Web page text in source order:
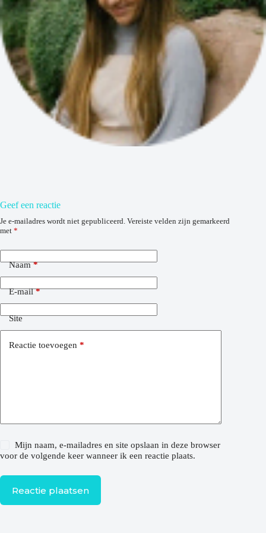
Geef een reactie
Je e-mailadres wordt niet gepubliceerd. Vereiste velden zijn gemarkeerd
met *
Naam*
E-mail*
Site
Reactie toevoegen *
Mijn naam, e-mailadres en site opslaan in deze browser
voor de volgende keer wanneer ik een reactie plaats.
Reactie plaatsen